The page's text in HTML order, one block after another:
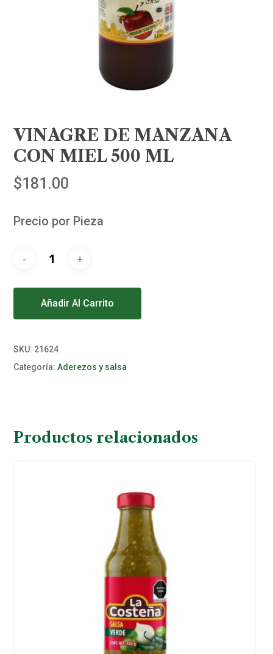
VINAGRE DE MANZANA
CON MIEL 500 ML
$181.00
Precio por Pieza
Añadir Al Carrito
SKU: 21624
Categoría:Aderezos y salsa
Productos relacionados